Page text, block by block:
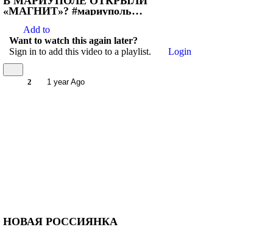
«МАГНИТ»? #мариуполь
#восстановлениемариуполь
Add to
Want to watch this again later?
Sign in to add this video to a playlist.
Login
2 1 year Ago
НОВАЯ РОССИЯНКА